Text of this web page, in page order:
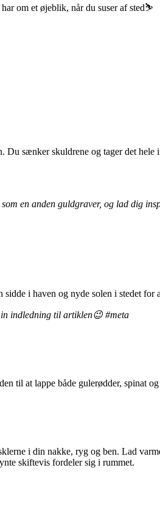
om et øjeblik, når du suser af sted⛷
Du sænker skuldrene og tager det
en anden guldgraver, og lad dig
i haven og nyde solen i stedet
indledning til artiklen😉 #meta
til at lappe både gulerødder, spinat
i din nakke, ryg og ben. Lad
skiftevis fordeler sig i rummet.